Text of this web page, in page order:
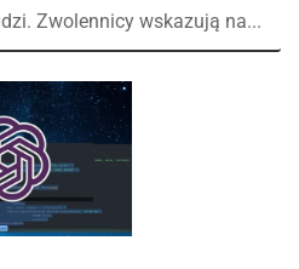
Zwolennicy wskazują na...